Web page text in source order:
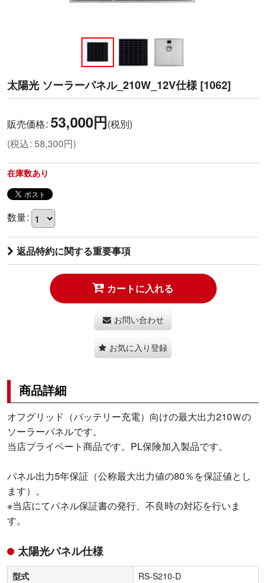
太陽光 ソーラーパネル_210W_12V仕様 [1062]
販売価格: 53,000円(税別)
(税込: 58,300円)
在庫数あり
数量:
返品特約に関する重要事項
カートに入れる
お問い合わせ
お気に入り登録
商品詳細
オフグリッド（バッテリー充電）向けの最大出力210Ｗの
ソーラーパネルです。
当店プライベート商品です。PL保険加入製品です。
パネル出力5年保証（公称最大出力値の80％を保証値とし
ます）。
※当店にてパネル保証書の発行、不良時の対応を行いま
す。
太陽光パネル仕様
型式
RS-S210-D